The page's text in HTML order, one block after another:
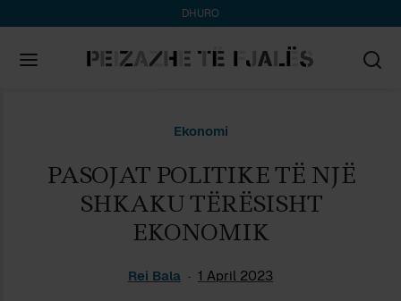
DHURO
Ekonomi
PASOJAT POLITIKE TË NJË
SHKAKU TËRËSISHT
EKONOMIK
Rei Bala 1 April 2023